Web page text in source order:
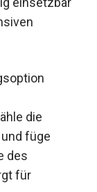
die
füge
des
für